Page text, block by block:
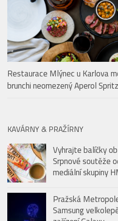
Restaurace Mlýnec u Karlova
brunchi neomezený Aperol Spritz
KAVÁRNY & PRAŽÍRNY
mediální skupiny
Pražská
Samsung
zařízení Galaxy